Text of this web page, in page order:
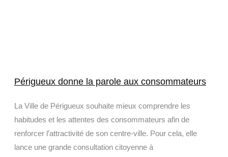
Périgueux donne la parole aux consommateurs
La Ville de Périgueux souhaite mieux comprendre les
habitudes et les attentes des consommateurs afin de
renforcer l’attractivité de son centre-ville. Pour cela, elle
lance une grande consultation citoyenne à